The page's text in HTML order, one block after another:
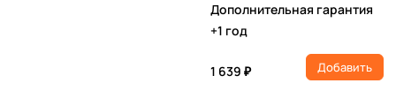
Дополнительная гарантия
+1 год
1 639 ₽ Добавить